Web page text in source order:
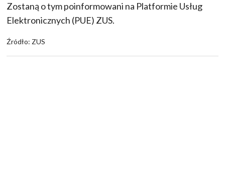
Zostaną o tym poinformowani na Platformie Usług
Elektronicznych (PUE) ZUS.
Źródło: ZUS